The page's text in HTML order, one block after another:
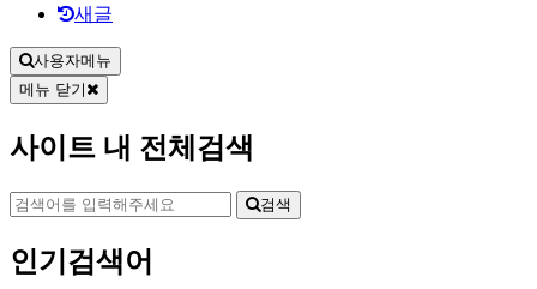
새글
사용자메뉴
메뉴 닫기
사이트 내 전체검색
검색
인기검색어